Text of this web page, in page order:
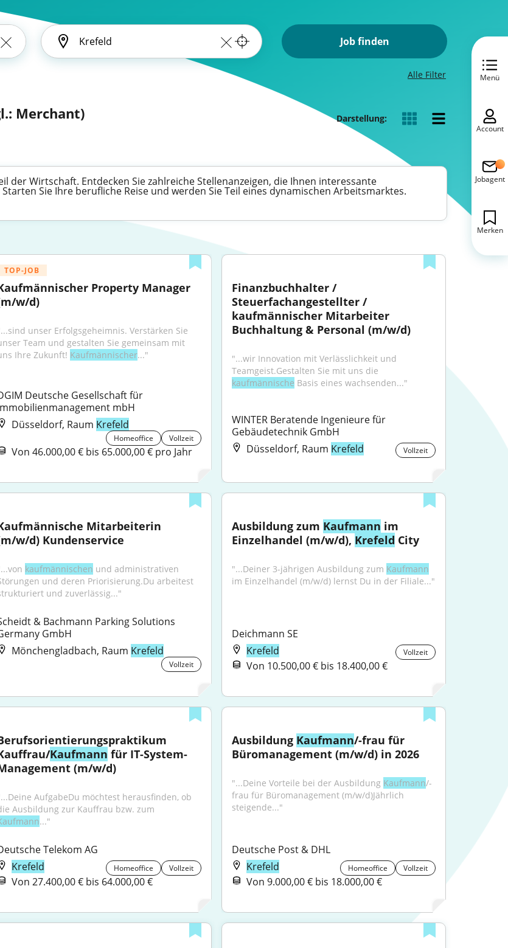
Job finden
Alle Filter
Merchant) Darstellung:
der Wirtschaft. Entdecken Sie zahlreiche Stellenanzeigen, die Ihnen interessante
Sie Ihre berufliche Reise und werden Sie Teil eines dynamischen Arbeitsmarktes.
TOP-JOB
Property Manager
w/d)
unser Erfolgsgeheimnis. Verstärken Sie
Team und gestalten Sie gemeinsam mit
Ihre Zukunft! Kaufmännischer..."
Deutsche Gesellschaft für
mbH
Düsseldorf, Raum Krefeld
Homeoffice Vollzeit
Von 46.000,00 € bis 65.000,00 € pro Jahr
Finanzbuchhalter /
Steuerfachangestellter /
kaufmännischer Mitarbeiter
Buchhaltung & Personal (m/w/d)
"...wir Innovation mit Verlässlichkeit und
kaufmännische Basis eines wachsenden..."
WINTER Beratende Ingenieure für
Gebäudetechnik GmbH
Düsseldorf, Raum Krefeld Vollzeit
Mitarbeiterin
w/d) Kundenservice
kaufmännischen und administrativen
und deren Priorisierung.Du arbeitest
und zuverlässig..."
& Bachmann Parking Solutions
GmbH
Mönchengladbach, Raum Krefeld
Vollzeit
Ausbildung zum Kaufmann im
Einzelhandel (m/w/d), Krefeld City
"...Deiner 3-jährigen Ausbildung zum Kaufmann
im Einzelhandel (m/w/d) lernst Du in der Filiale..."
Deichmann SE
Krefeld
Vollzeit
Von 10.500,00 € bis 18.400,00 €
Kaufmann für IT-System-
(m/w/d)
AufgabeDu möchtest herausfinden, ob
..."
Telekom AG
Krefeld
Homeoffice Vollzeit
Von 27.400,00 € bis 64.000,00 €
Ausbildung Kaufmann/-frau für
Büromanagement (m/w/d) in 2026
"...Deine Vorteile bei der Ausbildung Kaufmann/-
frau für Büromanagement (m/w/d)Jährlich
steigende..."
Deutsche Post & DHL
Krefeld
Homeoffice Vollzeit
Von 9.000,00 € bis 18.000,00 €
Menü
Account
Jobagent
Merken